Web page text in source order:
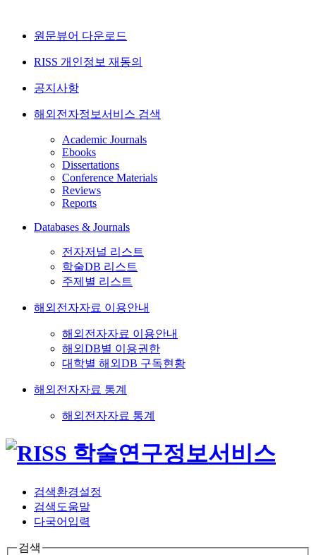
원문뷰어 다운로드
RISS 개인정보 재동의
공지사항
해외전자정보서비스 검색
Academic Journals
Ebooks
Dissertations
Conference Materials
Reviews
Reports
Databases & Journals
전자저널 리스트
학술DB 리스트
주제별 리스트
해외전자자료 이용안내
해외전자자료 이용안내
해외DB별 이용권한
대학별 해외DB 구독현황
해외전자자료 통계
해외전자자료 통계
검색환경설정
검색도움말
다국어입력
검색